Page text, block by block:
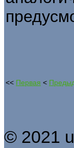
<< Первая <
© 2021